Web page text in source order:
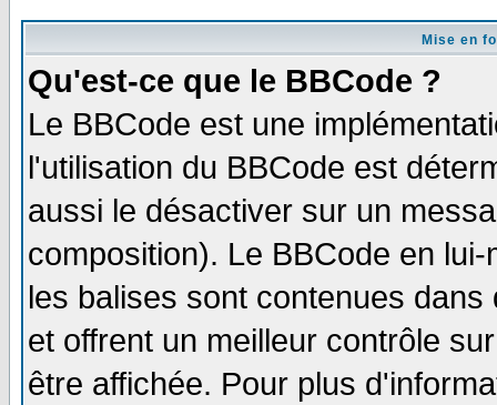
Mise en
Qu'est-ce que le BBCode ?
Le BBCode est une
l'utilisation du BBCode est
aussi le désactiver sur un
composition). Le BBCode en
les balises sont contenues
et offrent un meilleur contrôle
être affichée. Pour plus